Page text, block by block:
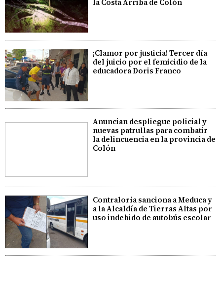
la Costa Arriba de Colón
¡Clamor por justicia! Tercer día
del juicio por el femicidio de la
educadora Doris Franco
Anuncian despliegue policial y
nuevas patrullas para combatir
la delincuencia en la provincia de
Colón
Contraloría sanciona a Meduca y
a la Alcaldía de Tierras Altas por
uso indebido de autobús escolar